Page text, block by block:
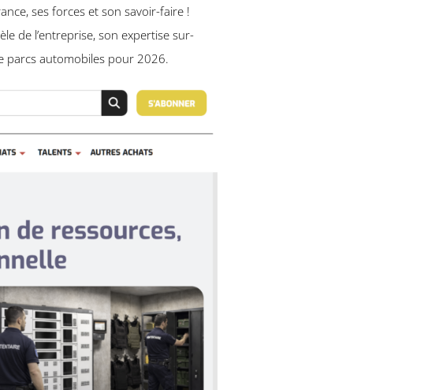
ses forces et son savoir-faire !
de l’entreprise, son expertise sur-
parcs automobiles pour 2026.